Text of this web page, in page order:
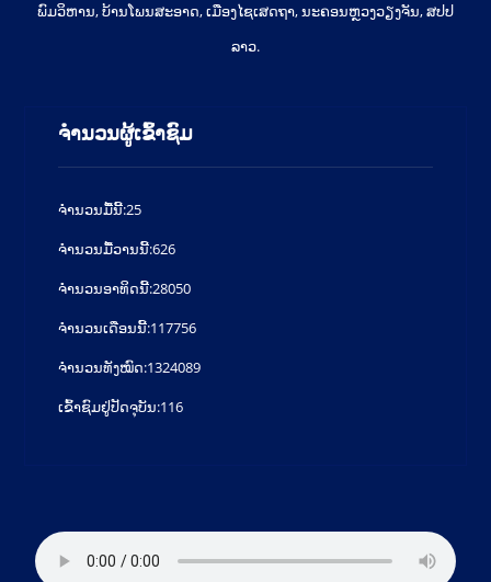
ພົມວິຫານ, ບ້ານໂພນສະອາດ, ເມືອງໄຊເສດຖາ, ນະຄອນຫຼວງວຽງຈັນ, ສປປ
ລາວ.
ຈຳນວນຜູ້ເຂົ້າຊົມ
ຈໍານວນມື້ນີ້:25
ຈໍານວນມື້ວານນີ້:626
ຈໍານວນອາທິດນີ້:28050
ຈໍານວນເດືອນນີ້:117756
ຈຳນວນທັງໝົດ:1324089
ເຂົ້າຊົມຢູ່ປັດຈຸບັນ:116